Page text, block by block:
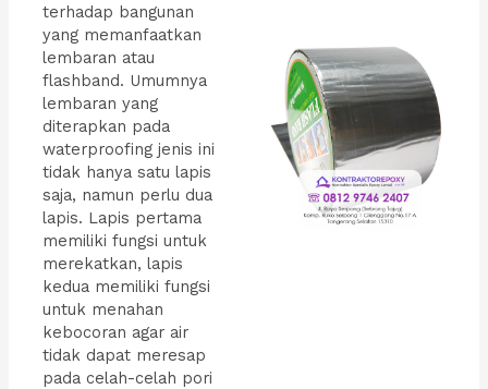
terhadap bangunan
yang memanfaatkan
lembaran atau
flashband. Umumnya
lembaran yang
diterapkan pada
waterproofing jenis ini
tidak hanya satu lapis
saja, namun perlu dua
lapis. Lapis pertama
memiliki fungsi untuk
merekatkan, lapis
kedua memiliki fungsi
untuk menahan
kebocoran agar air
tidak dapat meresap
pada celah-celah pori